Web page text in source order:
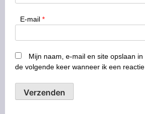
E-mail *
Mijn naam, e-mail en site opslaan
de volgende keer wanneer ik een